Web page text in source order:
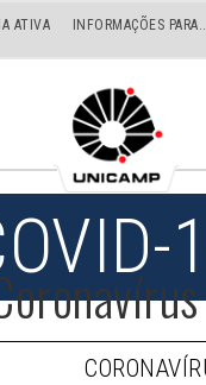
ATIVA INFORMAÇÕES PARA...